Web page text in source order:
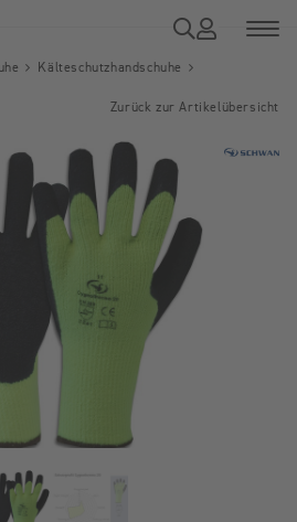
Kälteschutzhandschuhe
Zurück zur Artikelübersicht